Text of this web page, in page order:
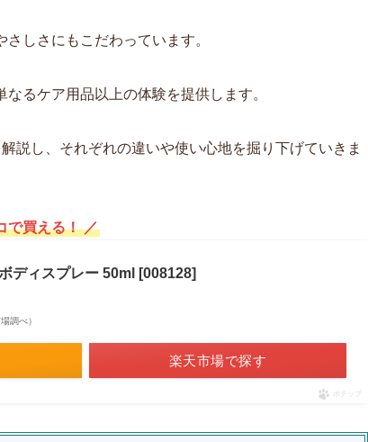
しさにもこだわっています。
るケア用品以上の体験を提供します。
説し、それぞれの違いや使い心地を掘り下げていきま
で買える！ ／
ディスプレー 50ml [008128]
調べ）
楽天市場で探す
ポチップ